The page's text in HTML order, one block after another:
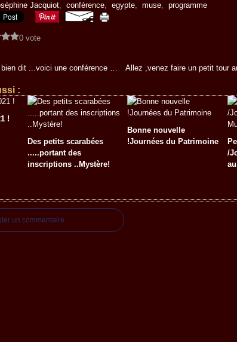
Jacquiot, conférence, egypte, muse, programme
0 vote
Ah ,je vous l'avais bien dit ...voici une conférence ...!
:
!
Des petits scarabées
.....portant des
inscriptions ..Mystère!
Bonne nouvelle
!Journées du Patrimoine
/
un commentaire